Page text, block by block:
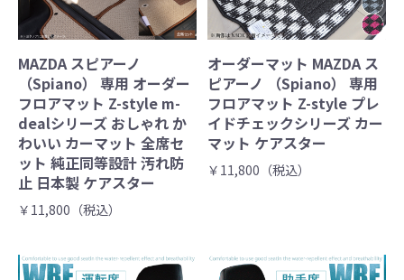
MAZDA スピアーノ
（Spiano） 専用 オーダー
フロアマット Z-style m-
dealシリーズ おしゃれ か
わいい カーマット 全席セ
ット 純正同等設計 汚れ防
止 日本製 ケアスター
￥11,800（税込）
オーダーマット MAZDA ス
ピアーノ （Spiano） 専用
フロアマット Z-style プレ
イドチェックシリーズ カー
マット ケアスター
￥11,800（税込）